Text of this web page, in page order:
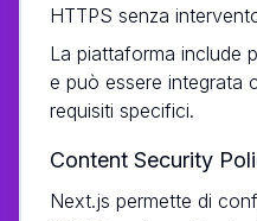
HTTPS senza
La piattaforma include
e può essere integrata
requisiti specifici.
Content Security
Next.js permette di